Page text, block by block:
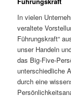
In vielen
veraltete
Führungskraft“
unser Handeln
das Big-Five-
unterschiedliche
durch eine